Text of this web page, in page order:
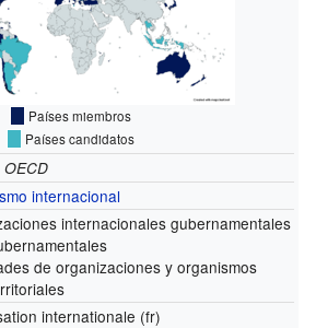
Países miembros
Países candidatos
OECD
internacional
internacionales gubernamentales
de organizaciones y organismos
internationale (fr)